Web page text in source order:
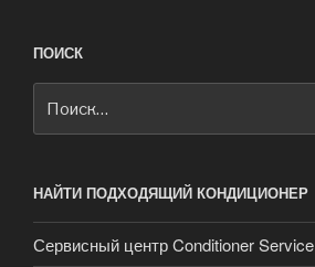
ПОИСК
НАЙТИ ПОДХОДЯЩИЙ КОНДИЦИОНЕР
Сервисный центр Conditioner Service